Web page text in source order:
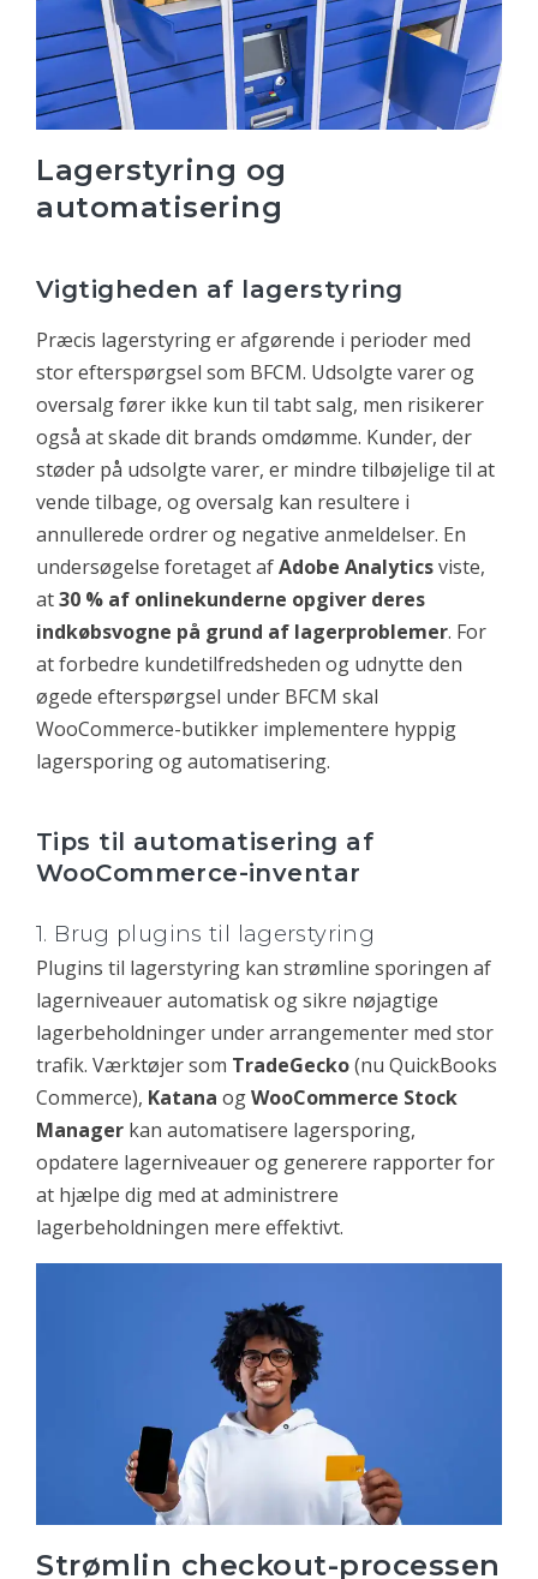
Lagerstyring og
automatisering
Vigtigheden af lagerstyring
Præcis lagerstyring er afgørende i perioder med
stor efterspørgsel som BFCM. Udsolgte varer og
oversalg fører ikke kun til tabt salg, men risikerer
også at skade dit brands omdømme. Kunder, der
støder på udsolgte varer, er mindre tilbøjelige til at
vende tilbage, og oversalg kan resultere i
annullerede ordrer og negative anmeldelser. En
undersøgelse foretaget afAdobe Analyticsviste,
at30 % af onlinekunderne opgiver deres
indkøbsvogne på grund af lagerproblemer. For
at forbedre kundetilfredsheden og udnytte den
øgede efterspørgsel under BFCM skal
WooCommerce-butikker implementere hyppig
lagersporing og automatisering.
Tips til automatisering af
WooCommerce-inventar
1. Brug plugins til lagerstyring
Plugins til lagerstyring kan strømline sporingen af
lagerniveauer automatisk og sikre nøjagtige
lagerbeholdninger under arrangementer med stor
trafik. Værktøjer som TradeGecko(nu QuickBooks
Commerce), Katana ogWooCommerce Stock
Manager kan automatisere lagersporing,
opdatere lagerniveauer og generere rapporter for
at hjælpe dig med at administrere
lagerbeholdningen mere effektivt.
Strømlin checkout-processen